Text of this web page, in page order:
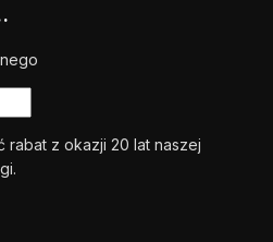
z okazji 20 lat naszej